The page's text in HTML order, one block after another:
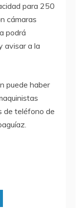
para 250
cámaras
podrá
avisar a la
puede haber
de teléfono de